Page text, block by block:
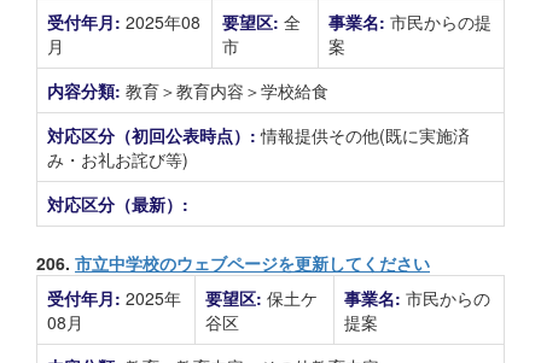
受付年月: 2025年08
月
要望区: 全
市
事業名: 市民からの提
案
内容分類: 教育＞教育内容＞学校給食
対応区分（初回公表時点）:情報提供その他(既に実施済
み・お礼お詫び等)
対応区分（最新）:
206. 市立中学校のウェブページを更新してください
受付年月: 2025年
08月
要望区: 保土ケ
谷区
事業名: 市民からの
提案